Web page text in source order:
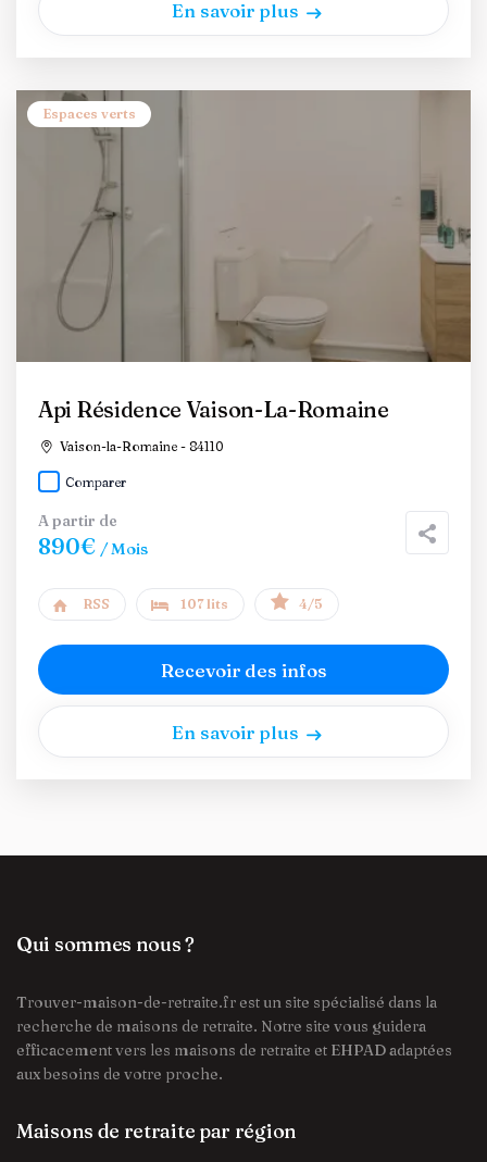
En savoir plus
Espaces verts
Api Résidence Vaison-La-Romaine
Vaison-la-Romaine - 84110
Comparer
A partir de
890€ / Mois
RSS 107 lits 4/5
Recevoir des infos
En savoir plus
Qui sommes nous ?
Trouver-maison-de-retraite.fr est un site spécialisé dans la
recherche de maisons de retraite. Notre site vous guidera
efficacement vers les maisons de retraite et EHPAD adaptées
aux besoins de votre proche.
Maisons de retraite par région